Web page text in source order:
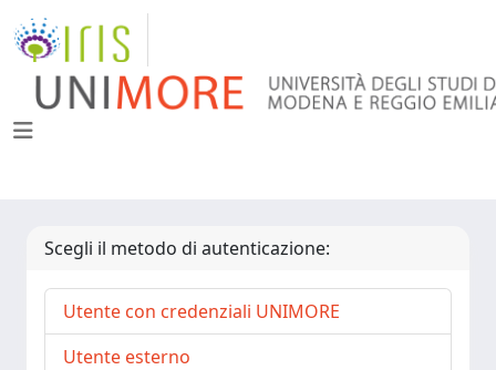
Scegli il metodo di autenticazione:
Utente con credenziali UNIMORE
Utente esterno